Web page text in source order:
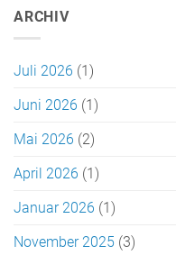
ARCHIV
Juli 2026 (1)
Juni 2026 (1)
Mai 2026 (2)
April 2026 (1)
Januar 2026 (1)
November 2025 (3)